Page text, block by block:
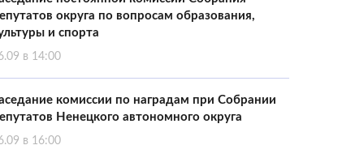
округа по вопросам образования,
и спорта
в 14:00
комиссии по наградам при Собрании
Ненецкого автономного округа
в 16:00